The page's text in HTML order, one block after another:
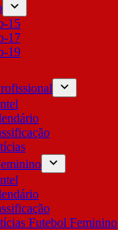
15
17
19
Futebol Feminino